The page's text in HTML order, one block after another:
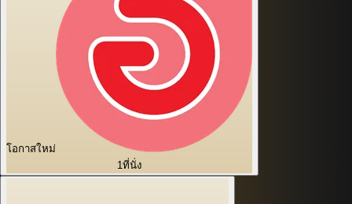
โอกาสใหม่
1ที่นั่ง